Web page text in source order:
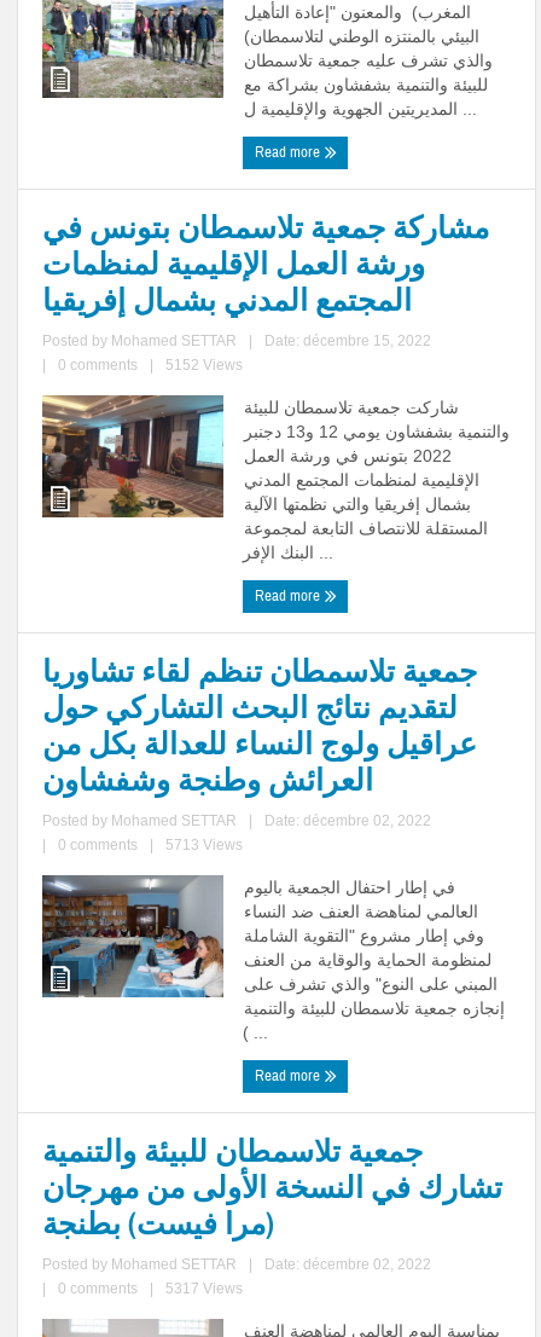
المغرب) والمعنون "إعادة التأهيل
البيئي بالمنتزه الوطني لتلاسمطان)
والذي تشرف عليه جمعية تلاسمطان
للبيئة والتنمية بشفشاون بشراكة مع
Read more
مشاركة جمعية تلاسمطان بتونس في
ورشة العمل الإقليمية لمنظمات
المجتمع المدني بشمال إفريقيا
Posted by Mohamed SETTAR
Date: décembre 15, 2022
0 comments 5152 Views
شاركت جمعية تلاسمطان للبيئة
والتنمية بشفشاون يومي 12 و13 دجنبر
2022 بتونس في ورشة العمل
الإقليمية لمنظمات المجتمع المدني
بشمال إفريقيا والتي نظمتها الآلية
المستقلة للانتصاف التابعة لمجموعة
Read more
جمعية تلاسمطان تنظم لقاء تشاوريا
لتقديم نتائج البحث التشاركي حول
عراقيل ولوج النساء للعدالة بكل من
العرائش وطنجة وشفشاون
Posted by Mohamed SETTAR
Date: décembre 02, 2022
0 comments 5713 Views
في إطار احتفال الجمعية باليوم
العالمي لمناهضة العنف ضد النساء
وفي إطار مشروع "التقوية الشاملة
لمنظومة الحماية والوقاية من العنف
المبني على النوع" والذي تشرف على
إنجازه جمعية تلاسمطان للبيئة والتنمية
( ...
Read more
جمعية تلاسمطان للبيئة والتنمية
تشارك في النسخة الأولى من مهرجان
(مرا فيست) بطنجة
Posted by Mohamed SETTAR
Date: décembre 02, 2022
0 comments 5317 Views
بمناسبة اليوم العالمي لمناهضة العنف